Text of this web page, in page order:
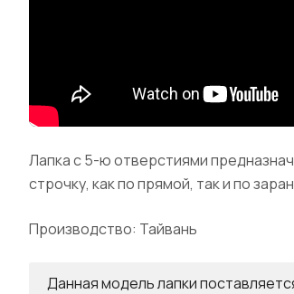
Лапка с 5-ю отверстиями
строчку, как по прямой, так и по
Производство: Тайвань
Данная модель лапки